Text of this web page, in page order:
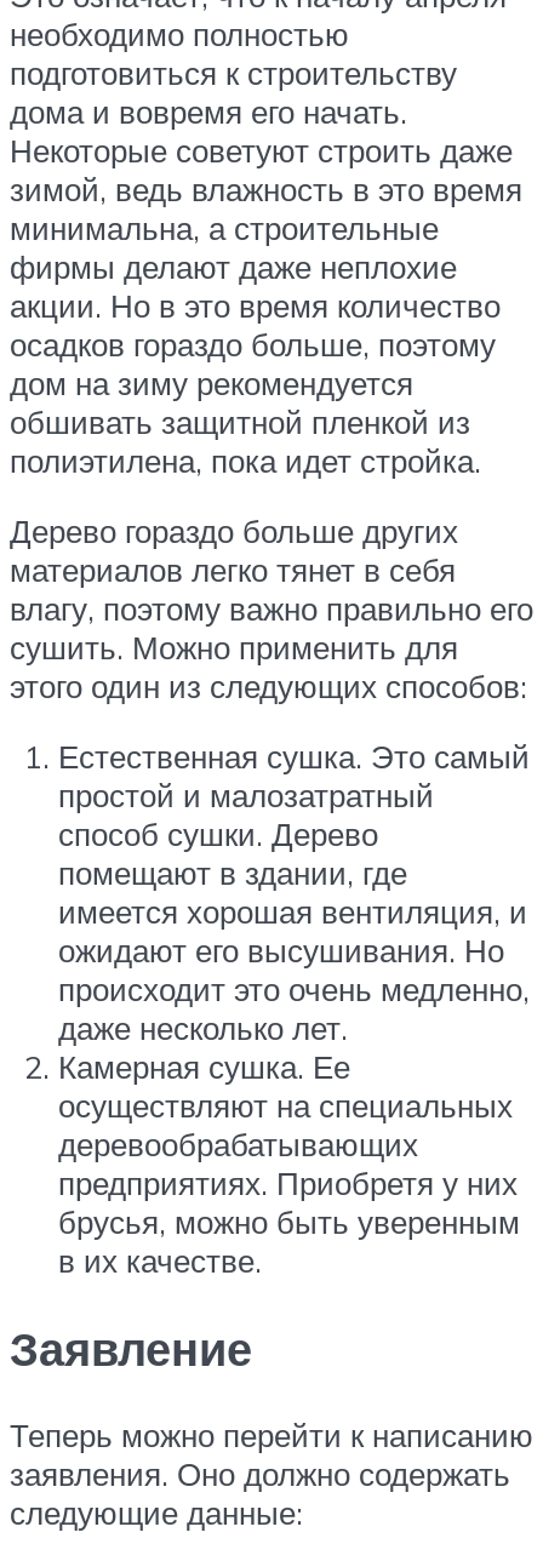
необходимо полностью
подготовиться к строительству
дома и вовремя его начать.
Некоторые советуют строить даже
зимой, ведь влажность в это время
минимальна, а строительные
фирмы делают даже неплохие
акции. Но в это время количество
осадков гораздо больше, поэтому
дом на зиму рекомендуется
обшивать защитной пленкой из
полиэтилена, пока идет стройка.
Дерево гораздо больше других
материалов легко тянет в себя
влагу, поэтому важно правильно его
сушить. Можно применить для
этого один из следующих способов:
Естественная сушка. Это самый
простой и малозатратный
способ сушки. Дерево
помещают в здании, где
имеется хорошая вентиляция, и
ожидают его высушивания. Но
происходит это очень медленно,
даже несколько лет.
Камерная сушка. Ее
осуществляют на специальных
деревообрабатывающих
предприятиях. Приобретя у них
брусья, можно быть уверенным
в их качестве.
Заявление
Теперь можно перейти к написанию
заявления. Оно должно содержать
следующие данные: